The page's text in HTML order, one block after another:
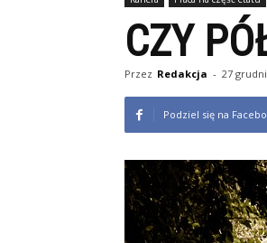
CZY
Przez Redakcja - 27
Podziel się na